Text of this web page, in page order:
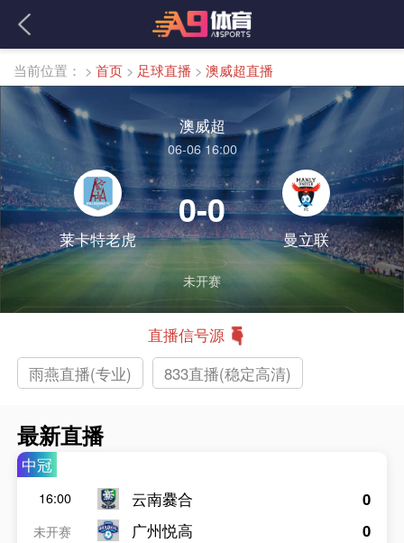
当前位置： > 首页 > 足球直播 > 澳威超直播
澳威超
06-06 16:00
莱卡特老虎
0-0
曼立联
未开赛
直播信号源
雨燕直播(专业)
833直播(稳定高清)
最新直播
中冠
16:00
未开赛
云南爨合
广州悦高
0
0